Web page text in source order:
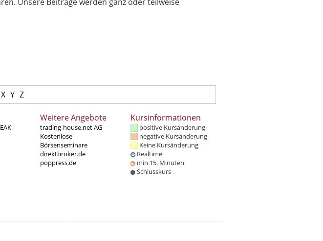
Unsere Beiträge werden ganz oder teilweise
X Y Z
Weitere Angebote
trading-house.net AG
Kostenlose
Börsenseminare
direktbroker.de
poppress.de
Kursinformationen
positive Kursänderung
negative Kursänderung
Keine Kursänderung
Realtime
min 15. Minuten
Schlusskurs